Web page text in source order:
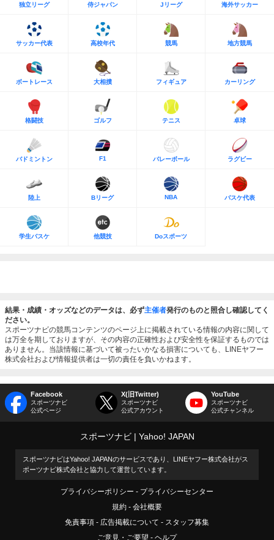
独立リーグ 侍ジャパン Jリーグ 海外サッカー
サッカー代表 高校年代 競馬 地方競馬
ボートレース 大相撲 フィギュア カーリング
格闘技 ゴルフ テニス 卓球
バドミントン F1 バレーボール ラグビー
陸上 Bリーグ NBA バスケ代表
学生バスケ 他競技 Doスポーツ
結果・成績・オッズなどのデータは、必ず主催者発行のものと照合し確認してく
ださい。
スポーツナビの競馬コンテンツのページ上に掲載されている情報の内容に関して
は万全を期しておりますが、その内容の正確性および安全性を保証するものでは
ありません。当該情報に基づいて被ったいかなる損害についても、LINEヤフー
株式会社および情報提供者は一切の責任を負いかねます。
Facebook
スポーツナビ
公式ページ
X(旧Twitter)
スポーツナビ
公式アカウント
YouTube
スポーツナビ
公式チャンネル
スポーツナビ Yahoo! JAPAN
スポーツナビはYahoo! JAPANのサービスであり、LINEヤフー株式会社がス
ポーツナビ株式会社と協力して運営しています。
プライバシーポリシー
プライバシーセンター
規約
会社概要
免責事項
広告掲載について
スタッフ募集
ご意見・ご要望
ヘルプ